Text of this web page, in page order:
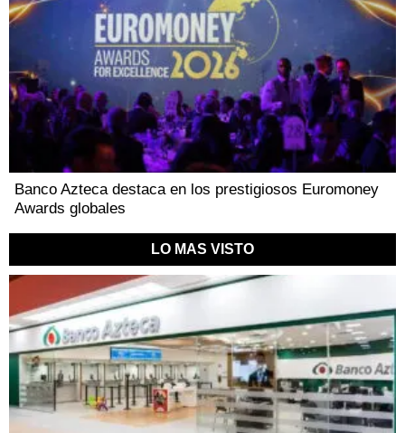
Banco Azteca destaca en los prestigiosos Euromoney
Awards globales
LO MAS VISTO